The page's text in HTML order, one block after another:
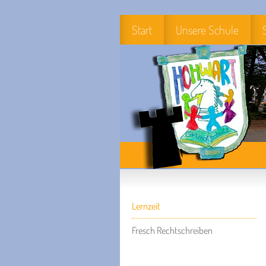
Start Unsere Schule
Lernzeit
Fresch Rechtschreiben